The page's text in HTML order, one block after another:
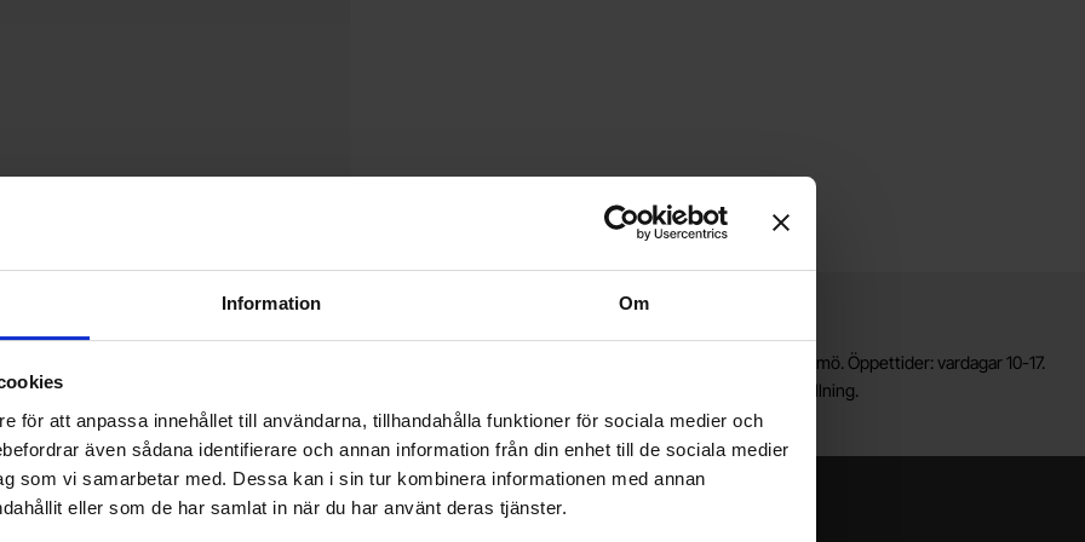
Information Om
för att anpassa innehållet till användarna, tillhandahålla funktioner för sociala medier och
även sådana identifierare och annan information från din enhet till de sociala medier
som vi samarbetar med. Dessa kan i sin tur kombinera informationen med annan
eller som de har samlat in när du har använt deras tjänster.
Vill du jobba på Electrokit?
Läs mer om att jobba på electrokit
Välkommen till vår nya lagerbutik i Malmö. Öppettider: vardagar 10-17.
För snabbare service, gör en förbeställning.
Nyhetsbrev